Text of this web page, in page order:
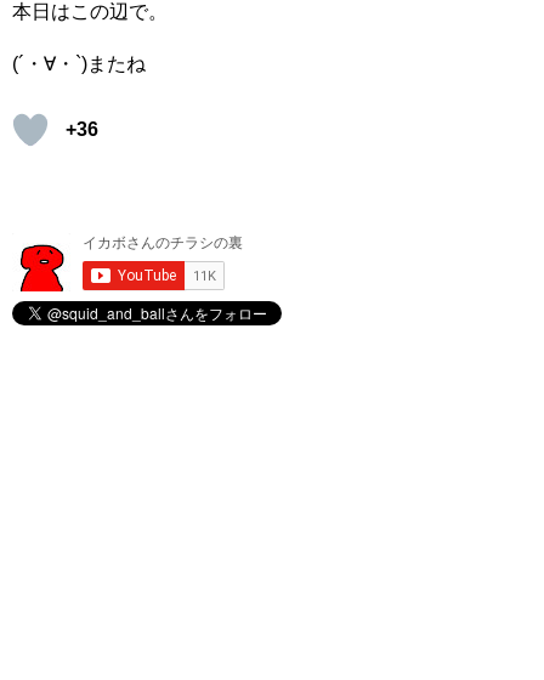
本日はこの辺で。
(´・∀・`)またね
+36